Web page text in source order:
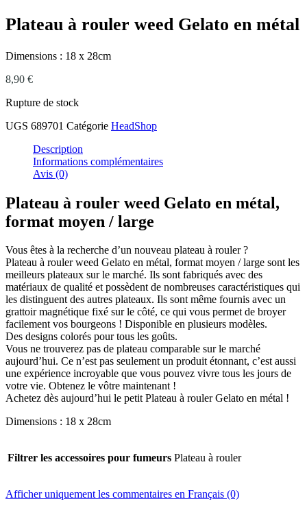
Plateau à rouler weed Gelato en métal
Dimensions : 18 x 28cm
8,90 €
Rupture de stock
UGS 689701 Catégorie HeadShop
Description
Informations complémentaires
Avis (0)
Plateau à rouler weed Gelato en métal,
format moyen / large
Vous êtes à la recherche d’un nouveau plateau à rouler ?
Plateau à rouler weed Gelato en métal, format moyen / large sont les
meilleurs plateaux sur le marché. Ils sont fabriqués avec des
matériaux de qualité et possèdent de nombreuses caractéristiques qui
les distinguent des autres plateaux. Ils sont même fournis avec un
grattoir magnétique fixé sur le côté, ce qui vous permet de broyer
facilement vos bourgeons ! Disponible en plusieurs modèles.
Des designs colorés pour tous les goûts.
Vous ne trouverez pas de plateau comparable sur le marché
aujourd’hui. Ce n’est pas seulement un produit étonnant, c’est aussi
une expérience incroyable que vous pouvez vivre tous les jours de
votre vie. Obtenez le vôtre maintenant !
Achetez dès aujourd’hui le petit Plateau à rouler Gelato en métal !
Dimensions : 18 x 28cm
Filtrer les accessoires pour fumeurs Plateau à rouler
Afficher uniquement les commentaires en Français (0)